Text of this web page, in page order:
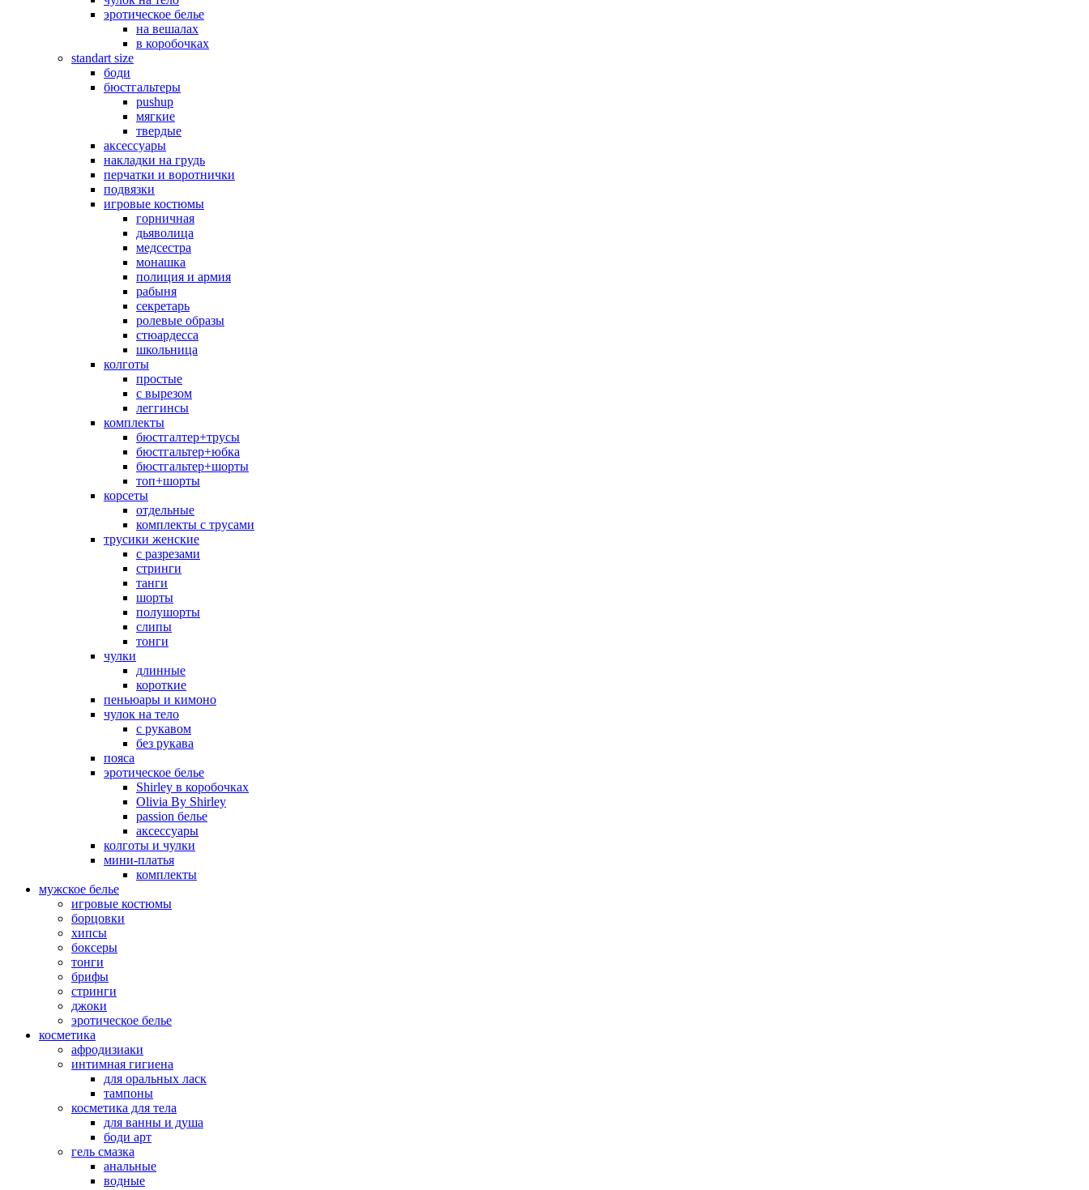
эротическое белье
на вешалах
в коробочках
standart size
боди
бюстгальтеры
pushup
мягкие
твердые
аксессуары
накладки на грудь
перчатки и воротнички
подвязки
игровые костюмы
горничная
дьяволица
медсестра
монашка
полиция и армия
рабыня
секретарь
ролевые образы
стюардесса
школьница
колготы
простые
с вырезом
леггинсы
комплекты
бюстгалтер+трусы
бюстгальтер+юбка
бюстгальтер+шорты
топ+шорты
корсеты
отдельные
комплекты с трусами
трусики женские
с разрезами
стринги
танги
шорты
полушорты
слипы
тонги
чулки
длинные
короткие
пеньюары и кимоно
чулок на тело
с рукавом
без рукава
пояса
эротическое белье
Shirley в коробочках
Olivia By Shirley
passion белье
аксессуары
колготы и чулки
мини-платья
комплекты
мужское белье
игровые костюмы
борцовки
хипсы
боксеры
тонги
брифы
стринги
джоки
эротическое белье
косметика
афродизиаки
интимная гигиена
для оральных ласк
тампоны
косметика для тела
для ванны и душа
боди арт
гель смазка
анальные
водные